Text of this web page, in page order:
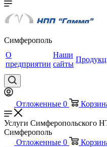
Симферополь
О
предприятии
Наши
сайты
Отложенные 0
Услуги
Симферополь
Отложенные 0